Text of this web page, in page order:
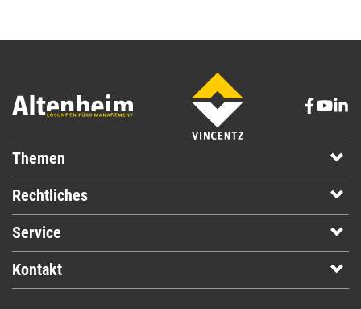
Themen
Rechtliches
Service
Kontakt